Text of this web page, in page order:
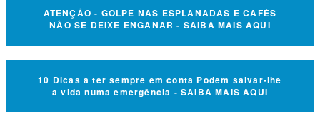
ATENÇÃO - GOLPE NAS ESPLANADAS E CAFÉS
NÃO SE DEIXE ENGANAR - SAIBA MAIS AQUI
10 Dicas a ter sempre em conta Podem salvar-lhe
a vida numa emergência - SAIBA MAIS AQUI